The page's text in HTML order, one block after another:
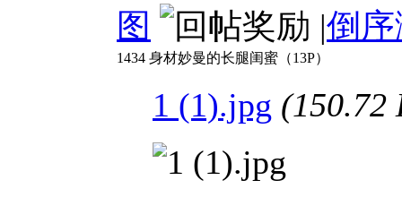
图
|倒
1434 身材妙曼的长腿闺蜜（13P）
1 (1).jpg (150.72